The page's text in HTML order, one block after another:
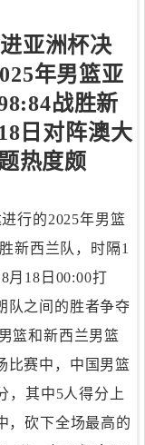
亚洲杯决
年男篮亚
战胜新
日对阵澳大
热度颇
行的2025年男篮
新西兰队，时隔1
月18日00:00打
队之间的胜者争夺
篮和新西兰男篮
比赛中，中国男篮
，其中5人得分上
，砍下全场最高的